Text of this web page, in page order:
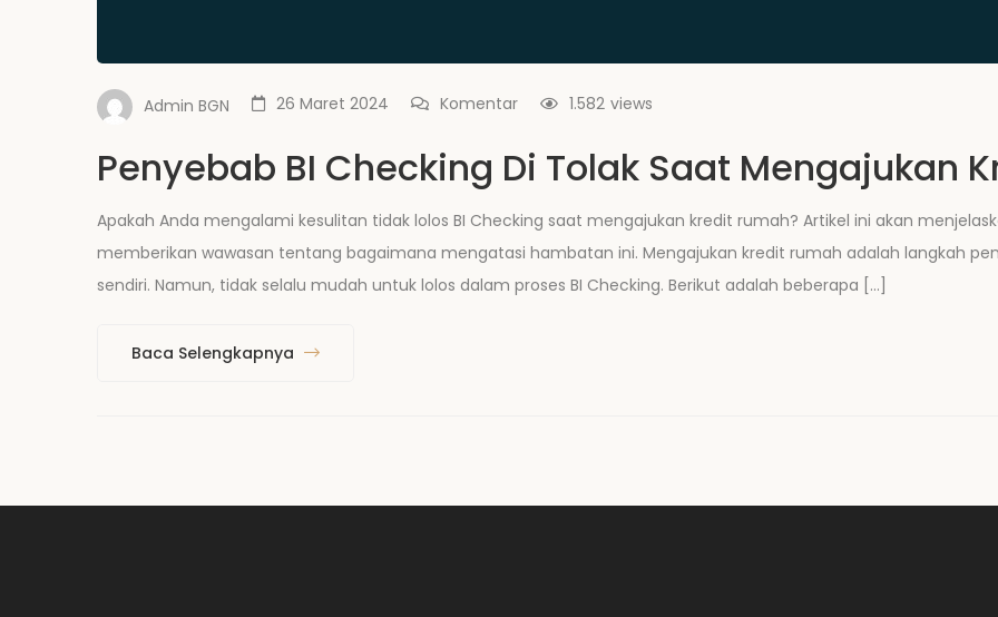
Admin BGN 26 Maret 2024 Komentar views
1.582
Penyebab BI Checking Di Tolak Saat Mengajukan
Apakah Anda mengalami kesulitan tidak lolos BI Checking saat mengajukan kredit rumah? Artikel ini akan
memberikan wawasan tentang bagaimana mengatasi hambatan ini. Mengajukan kredit rumah adalah langkah
sendiri. Namun, tidak selalu mudah untuk lolos dalam proses BI Checking. Berikut adalah beberapa […]
Baca Selengkapnya